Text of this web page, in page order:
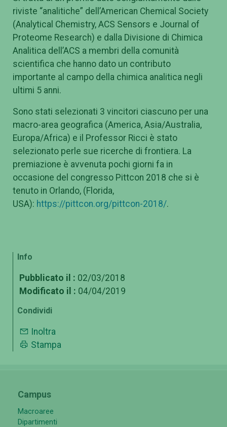
riviste “analitiche” dell’American Chemical Society
(Analytical Chemistry, ACS Sensors e Journal of
Proteome Research) e dalla Divisione di Chimica
Analitica dell’ACS a membri della comunità
scientifica che hanno dato un contributo
importante al campo della chimica analitica negli
ultimi 5 anni.
Sono stati selezionati 3 vincitori ciascuno per una
macro-area geografica (America, Asia/Australia,
Europa/Africa) e il Professor Ricci è stato
selezionato perle sue ricerche di frontiera. La
premiazione è avvenuta pochi giorni fa in
occasione del congresso Pittcon 2018 che si è
tenuto in Orlando, (Florida,
USA): https://pittcon.org/pittcon-2018/.
Info
Pubblicato il : 02/03/2018
Modificato il : 04/04/2019
Condividi
Inoltra
Stampa
Campus
Macroaree
Dipartimenti